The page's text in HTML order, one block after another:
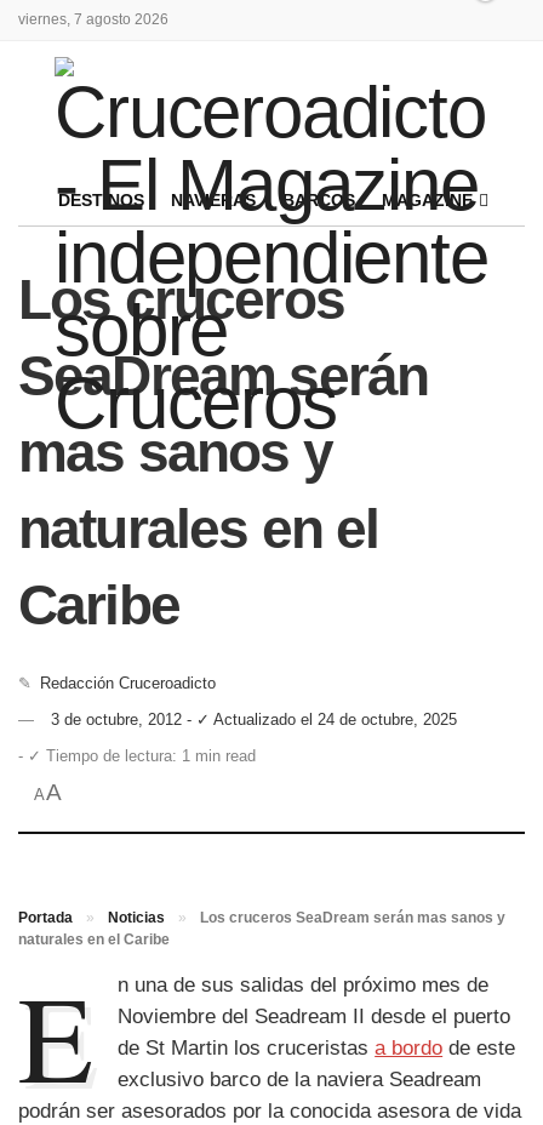
viernes, 7 agosto 2026
DESTINOS NAVIERAS BARCOS MAGAZINE
Los cruceros
SeaDream serán
mas sanos y
naturales en el
Caribe
✎
Redacción Cruceroadicto
3 de octubre, 2012 - ✓ Actualizado el 24 de octubre, 2025
- ✓ Tiempo de lectura: 1 min read
AA
Portada » Noticias »
Los cruceros SeaDream serán mas sanos y
naturales en el Caribe
E
n una de sus salidas del próximo mes de
Noviembre del Seadream II desde el puerto
de St Martin los cruceristasa bordo de este
exclusivo barco de la naviera Seadream
podrán ser asesorados por la conocida asesora de vida